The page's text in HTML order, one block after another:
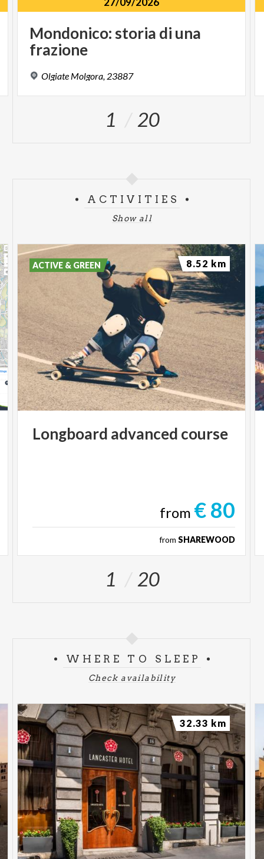
Mondonico: storia di una
frazione
Olgiate Molgora, 23887
1 20
ACTIVITIES
Show all
Longboard advanced course
from € 80
from SHAREWOOD
ACTIVE & GREEN 8.52 km
1 20
WHERE TO SLEEP
Check availability
32.33 km